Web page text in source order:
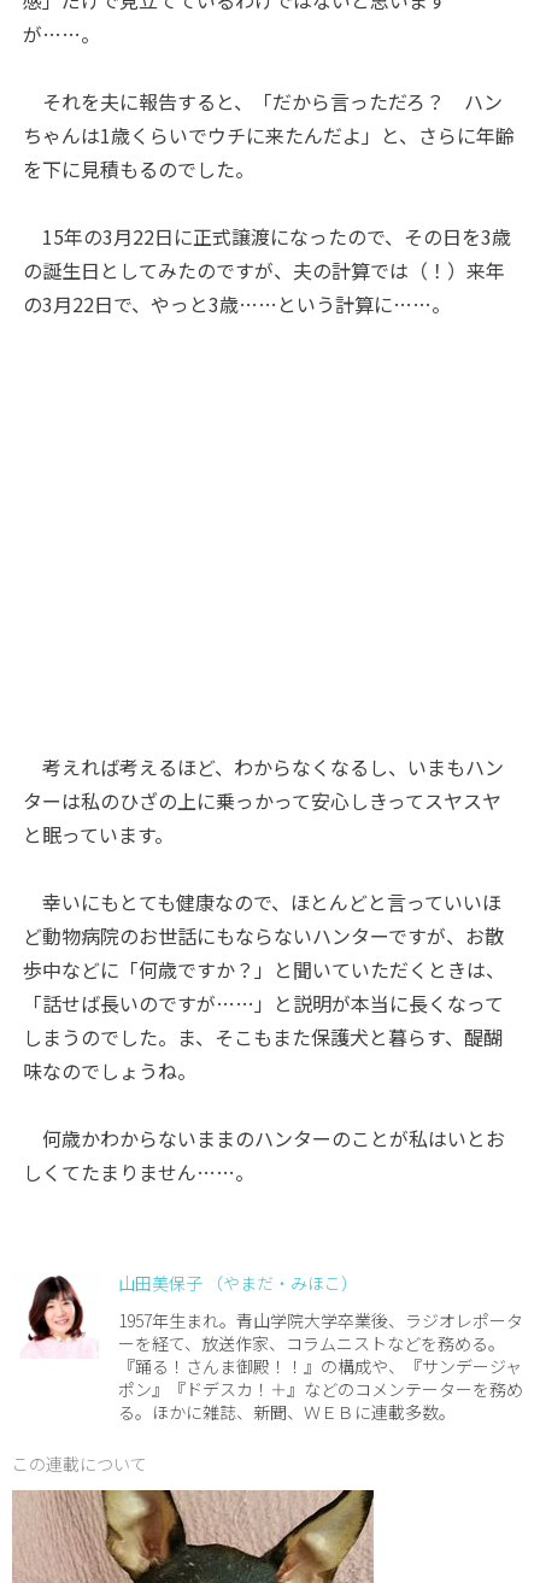
が……。
 それを夫に報告すると、「だから言っただろ？ ハン
ちゃんは1歳くらいでウチに来たんだよ」と、さらに年齢
を下に見積もるのでした。
 15年の3月22日に正式譲渡になったので、その日を3歳
の誕生日としてみたのですが、夫の計算では（！）来年
の3月22日で、やっと3歳……という計算に……。
考えれば考えるほど、わからなくなるし、いまもハン
ターは私のひざの上に乗っかって安心しきってスヤスヤ
と眠っています。
幸いにもとても健康なので、ほとんどと言っていいほ
ど動物病院のお世話にもならないハンターですが、お散
歩中などに「何歳ですか？」と聞いていただくときは、
「話せば長いのですが……」と説明が本当に長くなって
しまうのでした。ま、そこもまた保護犬と暮らす、醍醐
味なのでしょうね。
何歳かわからないままのハンターのことが私はいとお
しくてたまりません……。
山田美保子 （やまだ・みほこ）
1957年生まれ。青山学院大学卒業後、ラジオレポータ
ーを経て、放送作家、コラムニストなどを務める。
『踊る！さんま御殿！！』の構成や、『サンデージャ
ポン』『ドデスカ！＋』などのコメンテーターを務め
る。ほかに雑誌、新聞、ＷＥＢに連載多数。
この連載について